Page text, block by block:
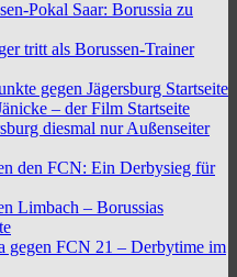
Pokal Saar: Borussia zu
tritt als Borussen-Trainer
gegen Jägersburg Startseite
– der Film Startseite
diesmal nur Außenseiter
den FCN: Ein Derbysieg für
Limbach – Borussias
gegen FCN 21 – Derbytime im